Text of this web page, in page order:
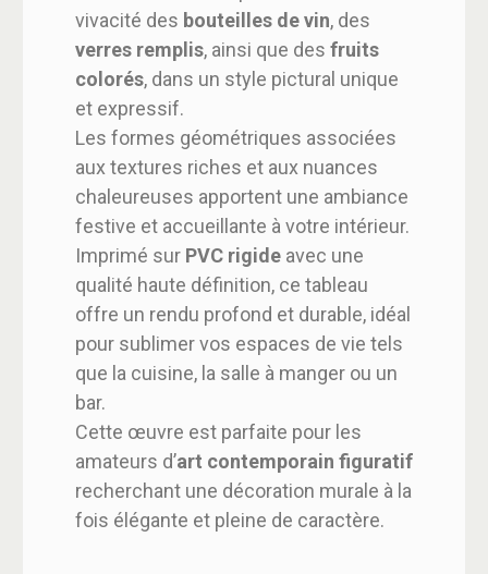
vivacité des bouteilles de vin, des
verres remplis, ainsi que des fruits
colorés, dans un style pictural unique
et expressif.
Les formes géométriques associées
aux textures riches et aux nuances
chaleureuses apportent une ambiance
festive et accueillante à votre intérieur.
Imprimé sur PVC rigide avec une
qualité haute définition, ce tableau
offre un rendu profond et durable, idéal
pour sublimer vos espaces de vie tels
que la cuisine, la salle à manger ou un
bar.
Cette œuvre est parfaite pour les
amateurs d’art contemporain figuratif
recherchant une décoration murale à la
fois élégante et pleine de caractère.